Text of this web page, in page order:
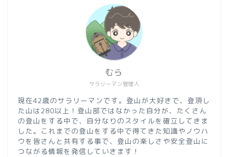
サラリーマン管理人
むら
現在42歳のサラリーマンです。登山が大好きで、登頂し
た山は280以上！登山部ではなかった自分が、たくさん
の登山をする中で、自分なりのスタイルを確立してきま
した。これまでの登山をする中で得てきた知識やノウハ
ウを皆さんと共有する事で、登山の楽しさや安全登山に
つながる情報を発信していきます！